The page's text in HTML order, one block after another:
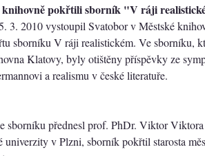
knihovně pokřtili sborník "V ráji
3. 2010 vystoupil Svatobor v Městské
sborníku V ráji realistickém. Ve sborníku,
Klatovy, byly otištěny příspěvky ze
a realismu v české literatuře.
sborníku přednesl prof. PhDr. Viktor
univerzity v Plzni, sborník pokřtil starosta